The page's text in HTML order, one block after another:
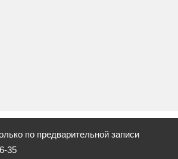
по предварительной записи
35